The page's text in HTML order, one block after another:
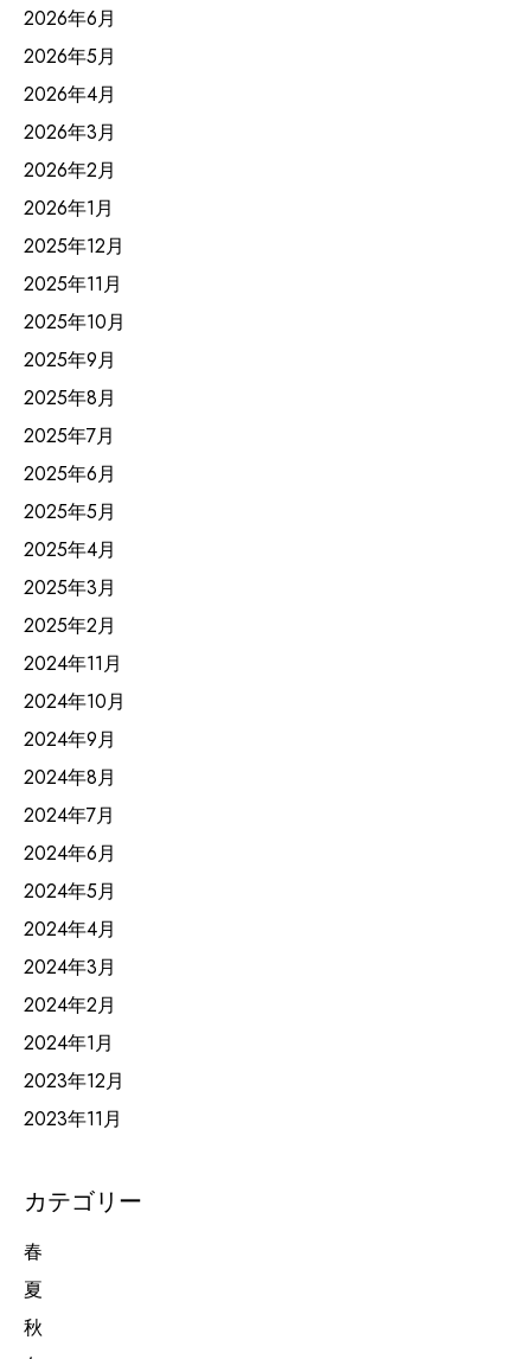
2026年6月
2026年5月
2026年4月
2026年3月
2026年2月
2026年1月
2025年12月
2025年11月
2025年10月
2025年9月
2025年8月
2025年7月
2025年6月
2025年5月
2025年4月
2025年3月
2025年2月
2024年11月
2024年10月
2024年9月
2024年8月
2024年7月
2024年6月
2024年5月
2024年4月
2024年3月
2024年2月
2024年1月
2023年12月
2023年11月
カテゴリー
春
夏
秋